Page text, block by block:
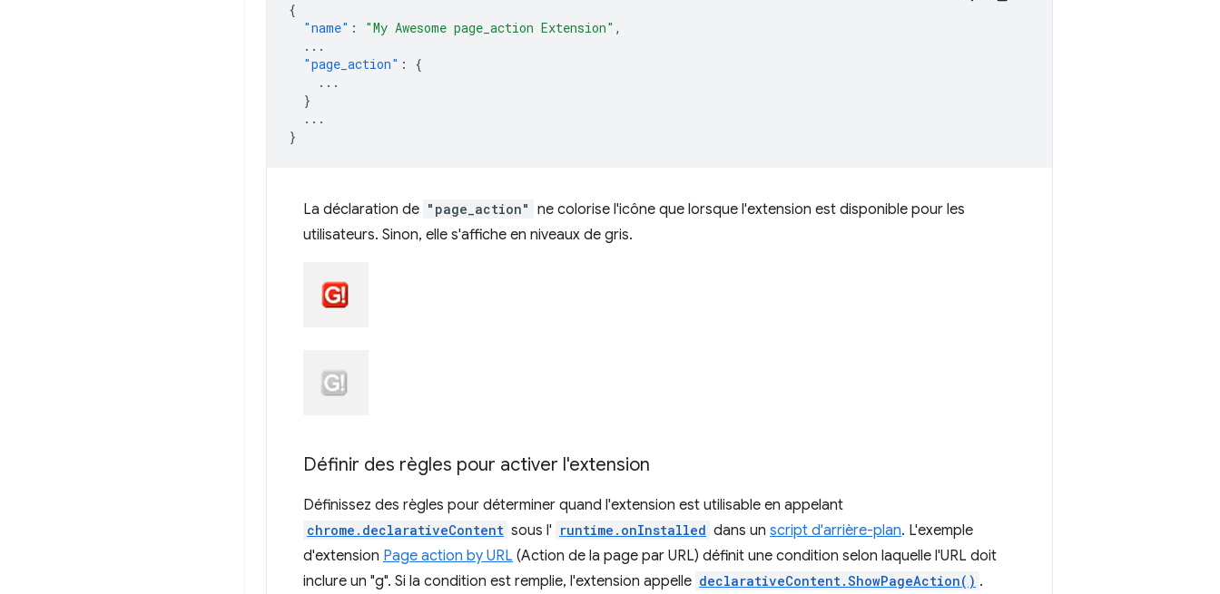
{
"name" : "My Awesome page_action Extension" ,
...
"page_action" :
{
...
}
...
}
La déclaration de "page_action" ne colorise l'icône que lorsque l'extension est disponible pour les
utilisateurs. Sinon, elle s'affiche en niveaux de gris.
Définir des règles pour activer l'extension
Définissez des règles pour déterminer quand l'extension est utilisable en appelant
chrome.declarativeContent sous l' runtime.onInstalled dans un script d'arrière-plan. L'exemple
d'extension Page action by URL (Action de la page par URL) définit une condition selon laquelle l'URL doit
inclure un "g". Si la condition est remplie, l'extension appelle declarativeContent.ShowPageAction() .